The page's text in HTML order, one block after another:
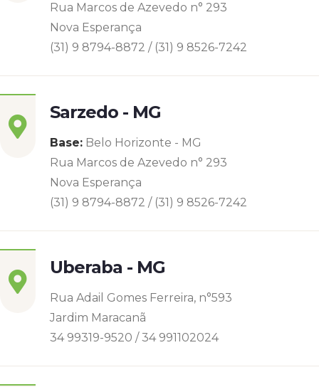
Rua Marcos de Azevedo n° 293
Nova Esperança
(31) 9 8794-8872 / (31) 9 8526-7242
Sarzedo - MG
Base: Belo Horizonte - MG
Rua Marcos de Azevedo n° 293
Nova Esperança
(31) 9 8794-8872 / (31) 9 8526-7242
Uberaba - MG
Rua Adail Gomes Ferreira, n°593
Jardim Maracanã
34 99319-9520 / 34 991102024